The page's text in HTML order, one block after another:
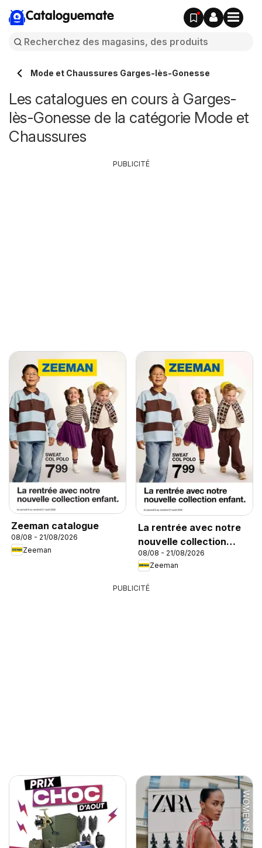
Cataloguemate
Mode et Chaussures Garges-lès-Gonesse
Les catalogues en cours à Garges-
lès-Gonesse de la catégorie Mode et
Chaussures
Zeeman catalogue
08/08 - 21/08/2026
Zeeman
La rentrée avec notre
nouvelle collection
enfant
08/08 - 21/08/2026
Zeeman
PUBLICITÉ
PUBLICITÉ